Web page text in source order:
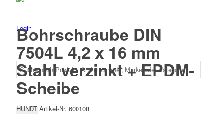
Login
Bohrschraube DIN
7504L 4,2 x 16 mm
Stahl verzinkt + EPDM-
Scheibe
HUNDT Artikel-Nr. 600108